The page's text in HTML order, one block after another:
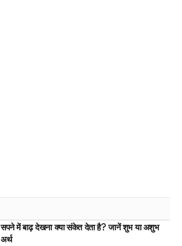
सपने में बाढ़ देखना क्या संकेत देता है? जानें शुभ या अशुभ
अर्थ